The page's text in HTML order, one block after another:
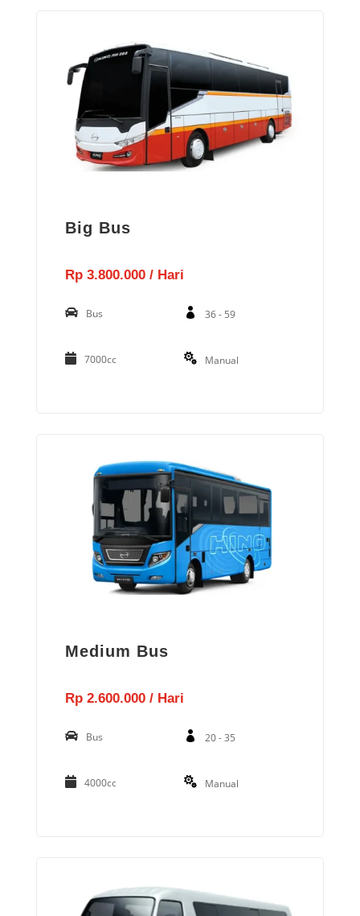
Big Bus
Rp 3.800.000 / Hari
Bus 36 - 59
7000cc Manual
Medium Bus
Rp 2.600.000 / Hari
Bus 20 - 35
4000cc Manual